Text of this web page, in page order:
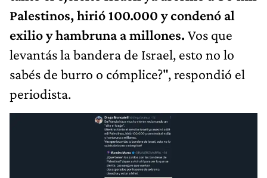
Palestinos, hirió 100.000 y condenó al
exilio y hambruna a millones. Vos que
levantás la bandera de Israel, esto no lo
sabés de burro o cómplice?", respondió el
periodista.